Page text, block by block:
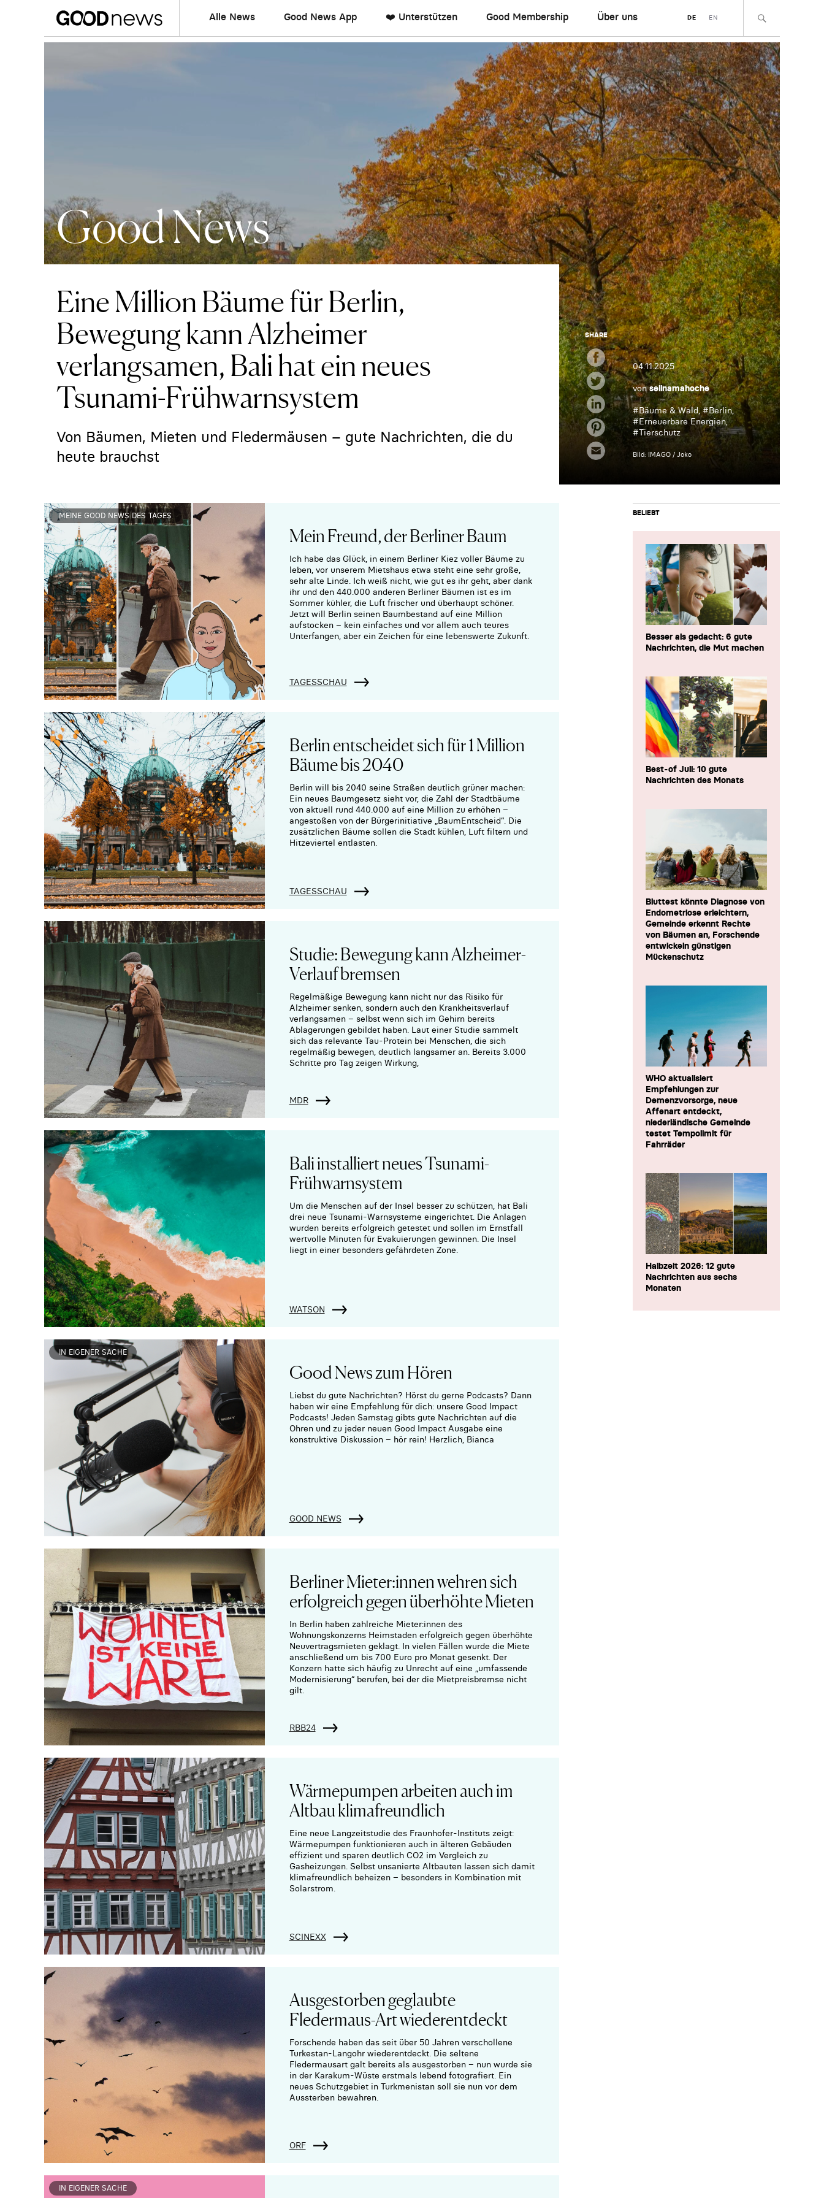
Alle News Good News App ❤️ Unterstützen Good Membership Über uns DE EN
Good News
Eine Million Bäume für Berlin,
Bewegung kann Alzheimer
verlangsamen, Bali hat ein neues
Tsunami-Frühwarnsystem
Von Bäumen, Mieten und Fledermäusen – gute Nachrichten, die du
heute brauchst
SHARE
04.11.2025
vonselinamahoche
#Bäume & Wald, #Berlin,
#Erneuerbare Energien,
#Tierschutz
Bild: IMAGO / Joko
MEINE GOOD NEWS DES TAGES
Mein Freund, der Berliner Baum
Ich habe das Glück, in einem Berliner Kiez voller Bäume zu
leben, vor unserem Mietshaus etwa steht eine sehr große,
sehr alte Linde. Ich weiß nicht, wie gut es ihr geht, aber dank
ihr und den 440.000 anderen Berliner Bäumen ist es im
Sommer kühler, die Luft frischer und überhaupt schöner.
Jetzt will Berlin seinen Baumbestand auf eine Million
aufstocken – kein einfaches und vor allem auch teures
Unterfangen, aber ein Zeichen für eine lebenswerte Zukunft.
TAGESSCHAU
Berlin entscheidet sich für 1 Million
Bäume bis 2040
Berlin will bis 2040 seine Straßen deutlich grüner machen:
Ein neues Baumgesetz sieht vor, die Zahl der Stadtbäume
von aktuell rund 440.000 auf eine Million zu erhöhen –
angestoßen von der Bürgerinitiative „BaumEntscheid“. Die
zusätzlichen Bäume sollen die Stadt kühlen, Luft filtern und
Hitzeviertel entlasten.
TAGESSCHAU
Studie: Bewegung kann Alzheimer-
Verlauf bremsen
Regelmäßige Bewegung kann nicht nur das Risiko für
Alzheimer senken, sondern auch den Krankheitsverlauf
verlangsamen – selbst wenn sich im Gehirn bereits
Ablagerungen gebildet haben. Laut einer Studie sammelt
sich das relevante Tau-Protein bei Menschen, die sich
regelmäßig bewegen, deutlich langsamer an. Bereits 3.000
Schritte pro Tag zeigen Wirkung,
MDR
Bali installiert neues Tsunami-
Frühwarnsystem
Um die Menschen auf der Insel besser zu schützen, hat Bali
drei neue Tsunami-Warnsysteme eingerichtet. Die Anlagen
wurden bereits erfolgreich getestet und sollen im Ernstfall
wertvolle Minuten für Evakuierungen gewinnen. Die Insel
liegt in einer besonders gefährdeten Zone.
WATSON
IN EIGENER SACHE
Good News zum Hören
Liebst du gute Nachrichten? Hörst du gerne Podcasts? Dann
haben wir eine Empfehlung für dich: unsere Good Impact
Podcasts! Jeden Samstag gibts gute Nachrichten auf die
Ohren und zu jeder neuen Good Impact Ausgabe eine
konstruktive Diskussion – hör rein! Herzlich, Bianca
GOOD NEWS
Berliner Mieter:innen wehren sich
erfolgreich gegen überhöhte Mieten
In Berlin haben zahlreiche Mieter:innen des
Wohnungskonzerns Heimstaden erfolgreich gegen überhöhte
Neuvertragsmieten geklagt. In vielen Fällen wurde die Miete
anschließend um bis 700 Euro pro Monat gesenkt. Der
Konzern hatte sich häufig zu Unrecht auf eine „umfassende
Modernisierung“ berufen, bei der die Mietpreisbremse nicht
gilt.
RBB24
Wärmepumpen arbeiten auch im
Altbau klimafreundlich
Eine neue Langzeitstudie des Fraunhofer-Instituts zeigt:
Wärmepumpen funktionieren auch in älteren Gebäuden
effizient und sparen deutlich CO2 im Vergleich zu
Gasheizungen. Selbst unsanierte Altbauten lassen sich damit
klimafreundlich beheizen – besonders in Kombination mit
Solarstrom.
SCINEXX
Ausgestorben geglaubte
Fledermaus-Art wiederentdeckt
Forschende haben das seit über 50 Jahren verschollene
Turkestan-Langohr wiederentdeckt. Die seltene
Fledermausart galt bereits als ausgestorben – nun wurde sie
in der Karakum-Wüste erstmals lebend fotografiert. Ein
neues Schutzgebiet in Turkmenistan soll sie nun vor dem
Aussterben bewahren.
ORF
IN EIGENER SACHE
BELIEBT
Besser als gedacht: 6 gute
Nachrichten, die Mut machen
Best-of Juli: 10 gute
Nachrichten des Monats
Bluttest könnte Diagnose von
Endometriose erleichtern,
Gemeinde erkennt Rechte
von Bäumen an, Forschende
entwickeln günstigen
Mückenschutz
WHO aktualisiert
Empfehlungen zur
Demenzvorsorge, neue
Affenart entdeckt,
niederländische Gemeinde
testet Tempolimit für
Fahrräder
Halbzeit 2026: 12 gute
Nachrichten aus sechs
Monaten